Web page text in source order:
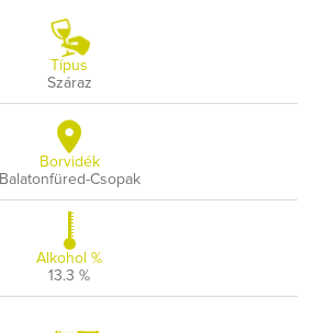
Típus
Száraz
Borvidék
Balatonfüred-Csopak
Alkohol %
13.3 %